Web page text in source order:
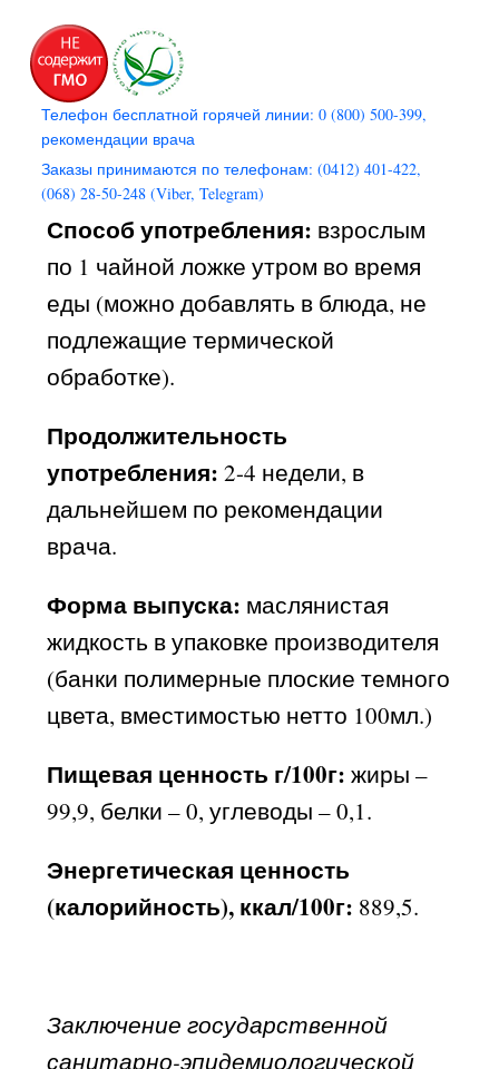
Телефон бесплатной горячей линии: 0 (800) 500-399,
рекомендации врача
Заказы принимаются по телефонам: (0412) 401-422,
(068) 28-50-248 (Viber, Telegram)
Способ употребления: взрослым
по 1 чайной ложке утром во время
еды (можно добавлять в блюда, не
подлежащие термической
обработке).
Продолжительность
употребления: 2-4 недели, в
дальнейшем по рекомендации
врача.
Форма выпуска: маслянистая
жидкость в упаковке производителя
(банки полимерные плоские темного
цвета, вместимостью нетто 100мл.)
Пищевая ценность г/100г: жиры –
99,9, белки – 0, углеводы – 0,1.
Энергетическая ценность
(калорийность), ккал/100г: 889,5.
Заключение государственной
санитарно-эпидемиологической